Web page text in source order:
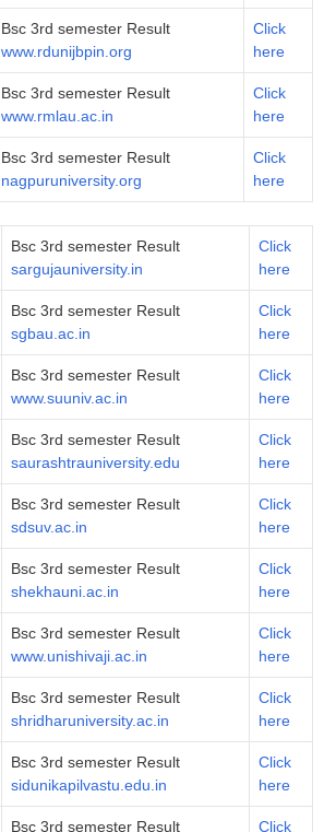
Bsc 3rd semester Result
www.rdunijbpin.org
Click
here
Bsc 3rd semester Result
www.rmlau.ac.in
Click
here
Bsc 3rd semester Result
nagpuruniversity.org
Click
here
Bsc 3rd semester Result
sargujauniversity.in
Click
here
Bsc 3rd semester Result
sgbau.ac.in
Click
here
Bsc 3rd semester Result
www.suuniv.ac.in
Click
here
Bsc 3rd semester Result
saurashtrauniversity.edu
Click
here
Bsc 3rd semester Result
sdsuv.ac.in
Click
here
Bsc 3rd semester Result
shekhauni.ac.in
Click
here
Bsc 3rd semester Result
www.unishivaji.ac.in
Click
here
Bsc 3rd semester Result
shridharuniversity.ac.in
Click
here
Bsc 3rd semester Result
sidunikapilvastu.edu.in
Click
here
Bsc 3rd semester Result Click